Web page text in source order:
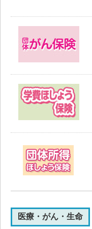
医療・がん・生命